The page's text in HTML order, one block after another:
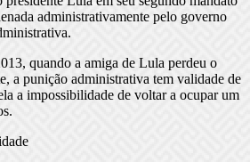
administrativamente pelo governo
quando a amiga de Lula perdeu o
a punição administrativa tem validade de
a impossibilidade de voltar a ocupar um